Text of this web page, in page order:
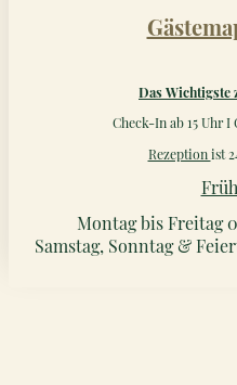
Das Wichtigste
Check-In ab 15 Uhr I
Rezeptionist
Montag bis Freitag
Samstag, Sonntag &